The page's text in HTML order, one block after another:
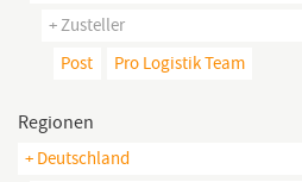
+ Zusteller
Post
Pro Logistik Team
Regionen
+ Deutschland